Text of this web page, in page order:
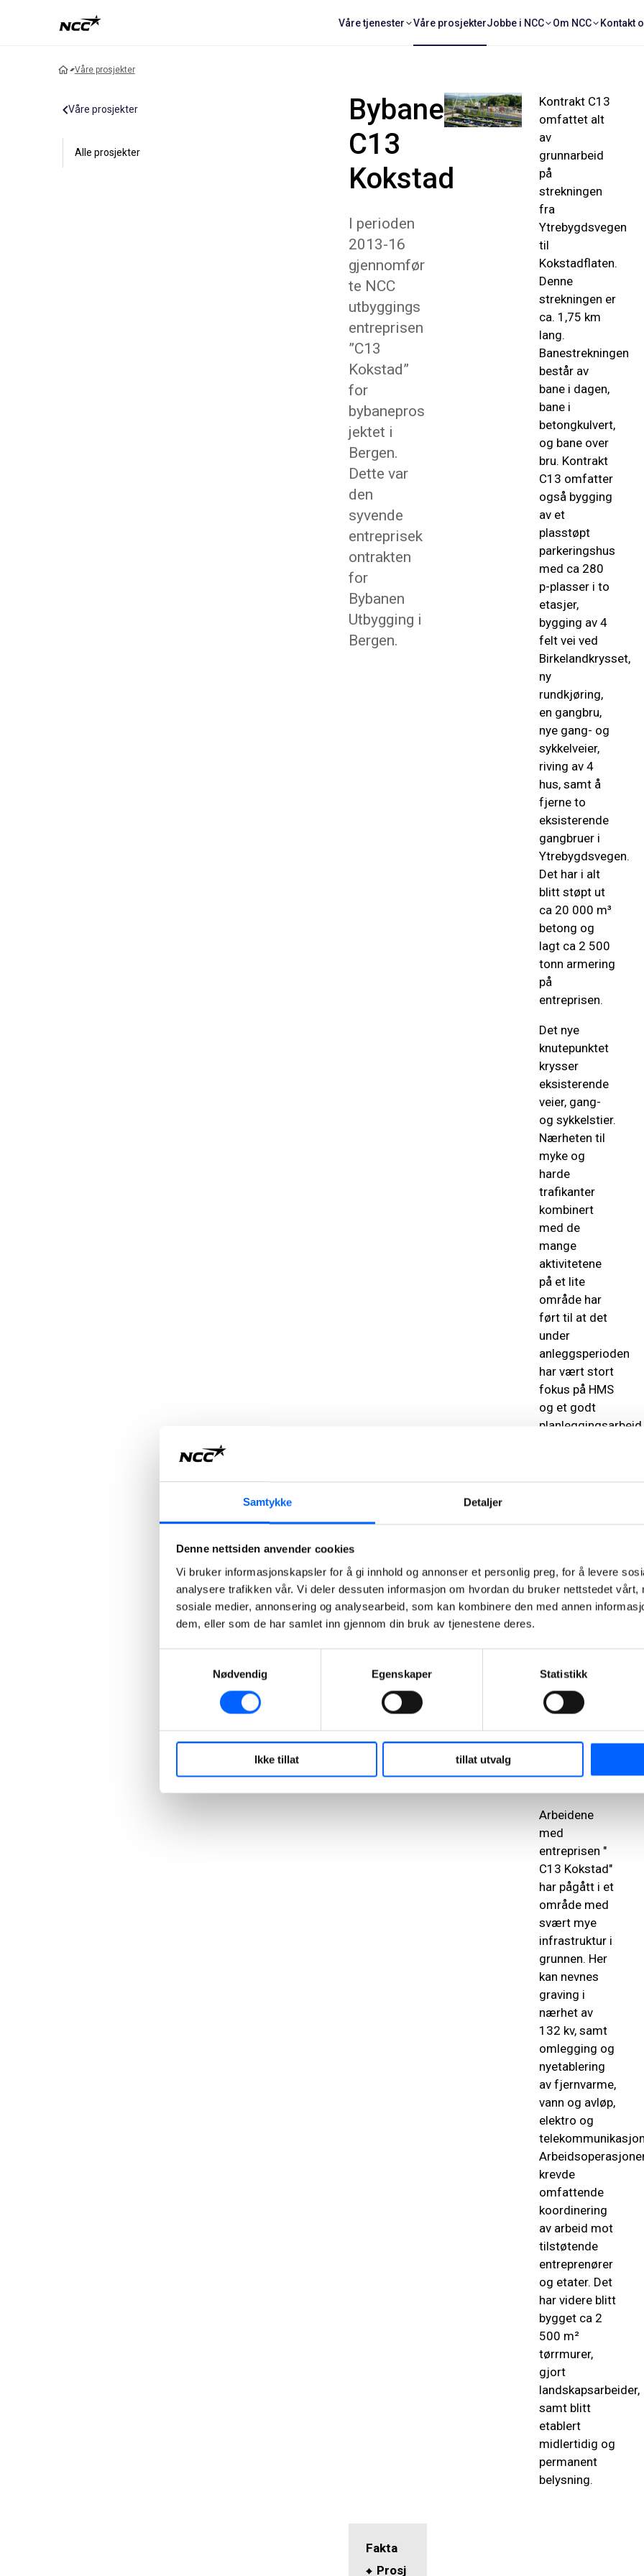
Samtykke Detaljer
Denne nettsiden anvender cookies
Vi bruker informasjonskapsler for å gi innhold og annonser et personlig preg, for å levere
analysere trafikken vår. Vi deler dessuten informasjon om hvordan du bruker nettstedet vårt,
sosiale medier, annonsering og analysearbeid, som kan kombinere den med annen
dem, eller som de har samlet inn gjennom din bruk av tjenestene deres.
Nødvendig
Egenskaper Statistikk
Ikke tillat tillat utvalg
Våre tjenester Våre prosjekterJobbe i NCC Om NCC Kontakt
Våre prosjekter
Våre prosjekter
Alle prosjekter
Bybanen
C13
Kokstad
I perioden
2013-16
gjennomfør
te NCC
utbyggings
entreprisen
”C13
Kokstad”
for
bybanepros
jektet i
Bergen.
Dette var
den
syvende
entreprisek
ontrakten
for
Bybanen
Utbygging i
Bergen.
Kontrakt C13
omfattet alt
av
grunnarbeid
på
strekningen
fra
Ytrebygdsvegen
til
Kokstadflaten.
Denne
strekningen er
ca. 1,75 km
lang.
Banestrekningen
består av
bane i dagen,
bane i
betongkulvert,
og bane over
bru. Kontrakt
C13 omfatter
også bygging
av et
plasstøpt
parkeringshus
med ca 280
p-plasser i to
etasjer,
bygging av 4
felt vei ved
Birkelandkrysset,
ny
rundkjøring,
en gangbru,
nye gang- og
sykkelveier,
riving av 4
hus, samt å
fjerne to
eksisterende
gangbruer i
Ytrebygdsvegen.
Det har i alt
blitt støpt ut
ca 20 000 m³
betong og
lagt ca 2 500
tonn armering
på
entreprisen.
Det nye
knutepunktet
krysser
eksisterende
veier, gang-
og sykkelstier.
Nærheten til
myke og
harde
trafikanter
kombinert
med de
mange
aktivitetene
på et lite
område har
ført til at det
under
anleggsperioden
har vært stort
fokus på HMS
og et godt
trafikkavvikling
bussterminal,
samt
midlertidig
Flyplassvegen
og
Ytrebygdsvegen
har også blitt
lagt om i løpet
Arbeidene
med
entreprisen "
C13 Kokstad"
har pågått i et
område med
svært mye
infrastruktur i
grunnen. Her
kan nevnes
graving i
nærhet av
132 kv, samt
omlegging og
nyetablering
av fjernvarme,
vann og avløp,
elektro og
krevde
omfattende
koordinering
av arbeid mot
tilstøtende
entreprenører
og etater. Det
har videre blitt
bygget ca 2
500 m²
tørrmurer,
gjort
landskapsarbeider,
samt blitt
etablert
midlertidig og
permanent
belysning.
Fakta
Prosj